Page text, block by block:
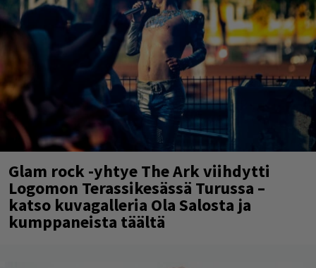
Glam rock -yhtye The Ark viihdytti
Logomon Terassikesässä Turussa –
katso kuvagalleria Ola Salosta ja
kumppaneista täältä